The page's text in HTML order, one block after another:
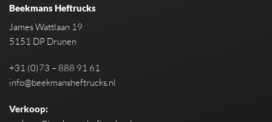
Beekmans Heftrucks
James Wattlaan 19
5151 DP Drunen
+31 (0)73 – 888 91 61
info@beekmansheftrucks.nl
Verkoop: